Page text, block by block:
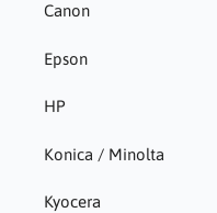
Canon
Epson
HP
Konica / Minolta
Kyocera